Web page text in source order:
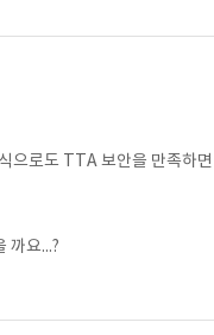
으로도 TTA 보안을 만족하면
까요...?